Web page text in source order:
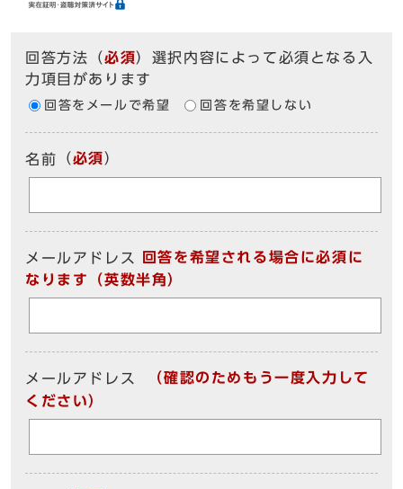
回答方法 （必須）選択内容によって必須となる入
力項目があります
回答をメールで希望 回答を希望しない
名前 （必須）
メールアドレス
回答を希望される場合に必須に
なります（英数半角）
メールアドレス
（確認のためもう一度入力して
ください）